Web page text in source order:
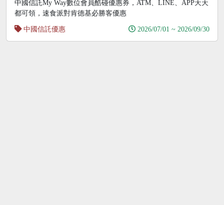
中國信託My Way數位會員酷碰優惠券，ATM、LINE、APP天天
都可領，速食派對肯德基必勝客優惠
中國信託優惠
2026/07/01 ~ 2026/09/30